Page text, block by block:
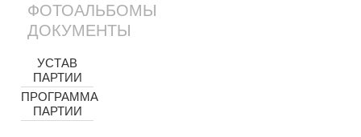
ФОТОАЛЬБОМЫ
ДОКУМЕНТЫ
УСТАВ
ПАРТИИ
ПРОГРАММА
ПАРТИИ